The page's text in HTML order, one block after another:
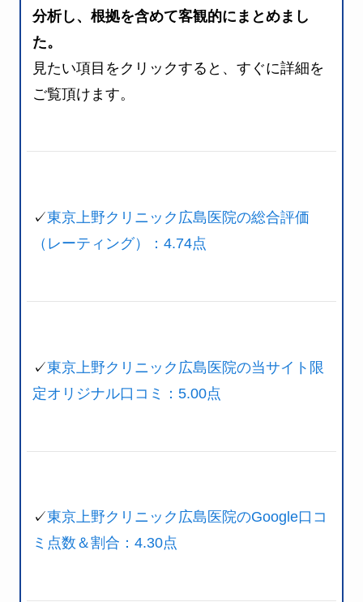
分析し、根拠を含めて客観的にまとめまし
た。
見たい項目をクリックすると、すぐに詳細を
ご覧頂けます。
✓東京上野クリニック広島医院の総合評価
（レーティング）：4.74点
✓東京上野クリニック広島医院の当サイト限
定オリジナル口コミ：5.00点
✓東京上野クリニック広島医院のGoogle口コ
ミ点数＆割合：4.30点